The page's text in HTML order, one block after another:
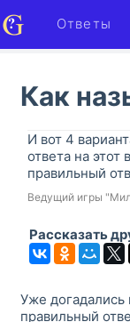
Ответы
Как
И вот 4
ответа на
правильный
Ведущий игры
Рассказать
Уже догадались
правильный